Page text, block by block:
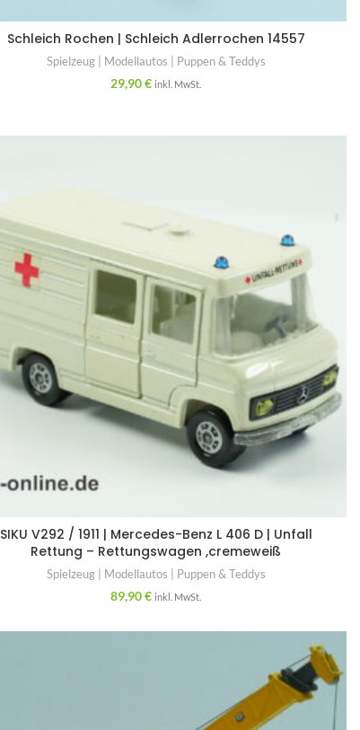
Schleich Rochen | Schleich Adlerrochen 14557
Spielzeug | Modellautos | Puppen & Teddys
29,90€ inkl. MwSt.
SIKU V292 / 1911 | Mercedes-Benz L 406 D | Unfall
Rettung – Rettungswagen ,cremeweiß
Spielzeug | Modellautos | Puppen & Teddys
89,90€ inkl. MwSt.